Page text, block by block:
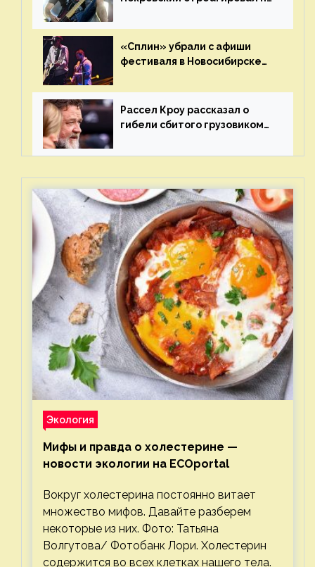
«Сплин» убрали с афиши
фестиваля в Новосибирске
отцов»
Рассел Кроу рассказал о
гибели сбитого грузовиком
Экология
Мифы и правда о холестерине —
новости экологии на ECOportal
Вокруг холестерина постоянно витает
множество мифов. Давайте разберем
некоторые из них. Фото: Татьяна
Волгутова/ Фотобанк Лори. Холестерин
содержится во всех клетках нашего тела.